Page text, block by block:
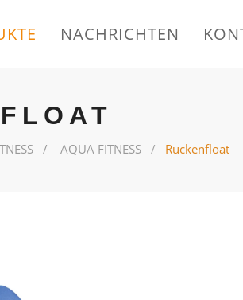
NACHRICHTEN
AQUA FITNESS Rückenfloat